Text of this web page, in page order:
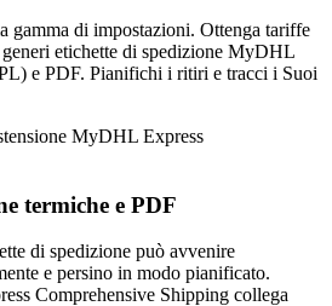
gamma di impostazioni. Ottenga tariffe
etichette di spedizione MyDHL
e PDF. Pianifichi i ritiri e tracci i Suoi
MyDHL Express
termiche e PDF
di spedizione può avvenire
e persino in modo pianificato.
Comprehensive Shipping collega